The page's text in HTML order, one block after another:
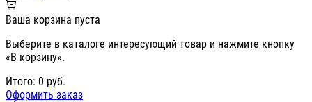
Ваша корзина пуста
Выберите в каталоге интересующий товар и нажмите кнопку
«В корзину».
Итого: 0 руб.
Оформить заказ